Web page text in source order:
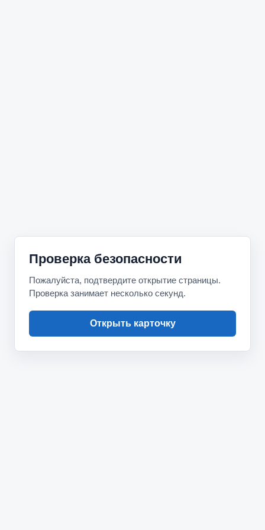
Проверка безопасности
Пожалуйста, подтвердите открытие страницы.
Проверка занимает несколько секунд.
Открыть карточку